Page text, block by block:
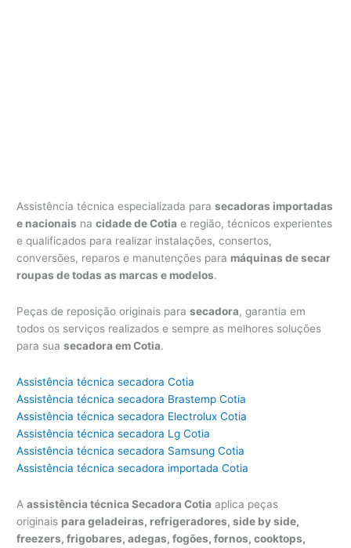
Assistência técnica especializada parasecadoras importadas
e nacionais nacidade de Cotia e região, técnicos experientes
e qualificados para realizar instalações, consertos,
conversões, reparos e manutenções para máquinas de secar
roupas de todas as marcas e modelos.
Peças de reposição originais parasecadora, garantia em
todos os serviços realizados e sempre as melhores soluções
para suasecadora em Cotia.
Assistência técnica secadora Cotia
Assistência técnica secadora Brastemp Cotia
Assistência técnica secadora Electrolux Cotia
Assistência técnica secadora Lg Cotia
Assistência técnica secadora Samsung Cotia
Assistência técnica secadora importada Cotia
Aassistência técnica Secadora Cotia aplica peças
originais para geladeiras, refrigeradores, side by side,
freezers, frigobares, adegas, fogões, fornos, cooktops,